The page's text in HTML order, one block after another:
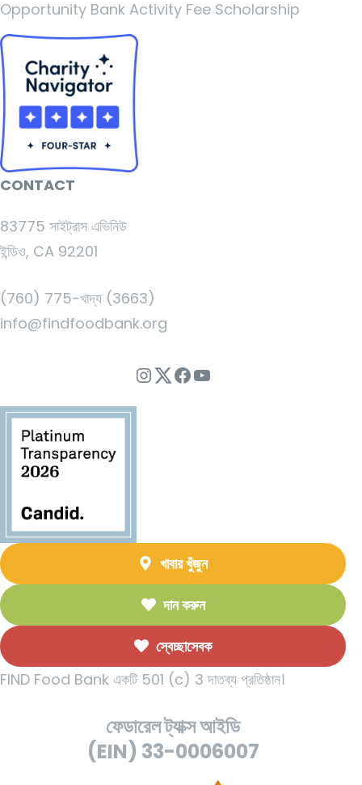
Opportunity Bank Activity Fee Scholarship
CONTACT
83775 সাইট্রাস এভিনিউ
ইন্ডিও, CA 92201
(760) 775-খাদ্য (3663)
info@findfoodbank.org
ইনস্টাগ্রাম
Twitter
ফেসবুকইউটিউব
খাবার খুঁজুন
দান করুন
স্বেচ্ছাসেবক
FIND Food Bank একটি 501 (c) 3 দাতব্য প্রতিষ্ঠান।
ফেডারেল ট্যাক্স আইডি
(EIN) 33-0006007